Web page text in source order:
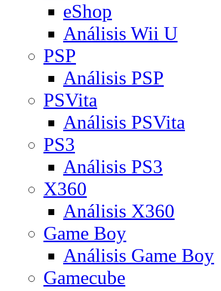
eShop
Análisis Wii U
PSP
Análisis PSP
PSVita
Análisis PSVita
PS3
Análisis PS3
X360
Análisis X360
Game Boy
Análisis Game Boy
Gamecube